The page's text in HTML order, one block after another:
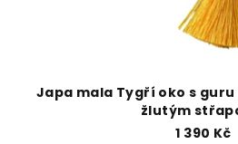
Japa mala Tygří oko s
žlutým
1 390 Kč